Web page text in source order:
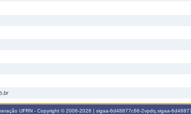
UFRN - Copyright © 2006-2026 | sigaa-6d48877c66-2vpdq.sigaa-